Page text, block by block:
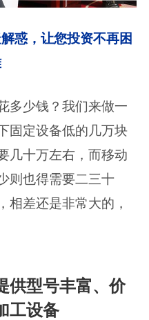
惑，让您投资不再困
多少钱？我们来做一
固定设备低的几万块
几十万左右，而移动
则也得需要二三十
相差还是非常大的，
供型号丰富、价
工设备